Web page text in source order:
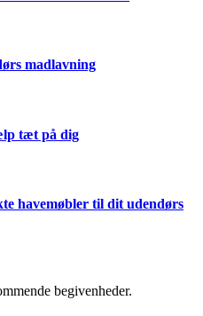
madlavning
tæt på dig
havemøbler til dit udendørs
begivenheder.